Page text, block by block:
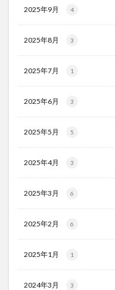
2025年9月 4
2025年8月 3
2025年7月 1
2025年6月 3
2025年5月 5
2025年4月 3
2025年3月 6
2025年2月 6
2025年1月 1
2024年3月 3